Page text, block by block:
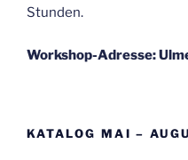
Stunden.
Workshop-Adresse:
KATALOG MAI –